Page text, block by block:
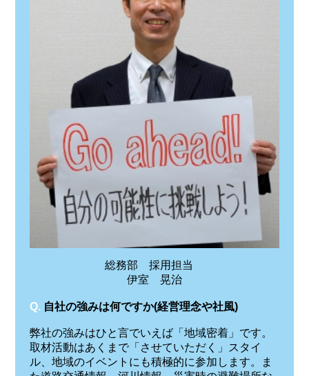
総務部 採用担当
伊室 晃治
Q. 自社の強みは何ですか(経営理念や社風)
弊社の強みはひと言でいえば「地域密着」です。
取材活動はあくまで「させていただく」スタイ
ル、地域のイベントにも積極的に参加します。ま